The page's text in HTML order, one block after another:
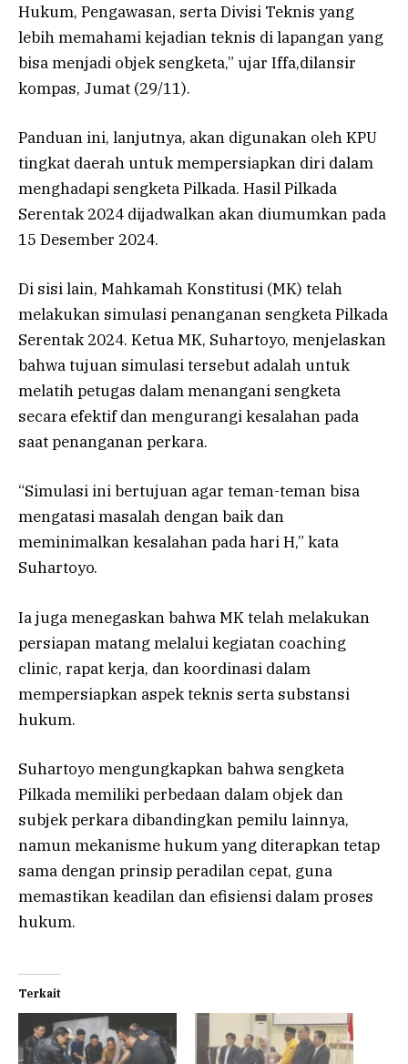
Hukum, Pengawasan, serta Divisi Teknis yang
lebih memahami kejadian teknis di lapangan yang
bisa menjadi objek sengketa,” ujar Iffa,dilansir
kompas, Jumat (29/11).
Panduan ini, lanjutnya, akan digunakan oleh KPU
tingkat daerah untuk mempersiapkan diri dalam
menghadapi sengketa Pilkada. Hasil Pilkada
Serentak 2024 dijadwalkan akan diumumkan pada
15 Desember 2024.
Di sisi lain, Mahkamah Konstitusi (MK) telah
melakukan simulasi penanganan sengketa Pilkada
Serentak 2024. Ketua MK, Suhartoyo, menjelaskan
bahwa tujuan simulasi tersebut adalah untuk
melatih petugas dalam menangani sengketa
secara efektif dan mengurangi kesalahan pada
saat penanganan perkara.
“Simulasi ini bertujuan agar teman-teman bisa
mengatasi masalah dengan baik dan
meminimalkan kesalahan pada hari H,” kata
Suhartoyo.
Ia juga menegaskan bahwa MK telah melakukan
persiapan matang melalui kegiatan coaching
clinic, rapat kerja, dan koordinasi dalam
mempersiapkan aspek teknis serta substansi
hukum.
Suhartoyo mengungkapkan bahwa sengketa
Pilkada memiliki perbedaan dalam objek dan
subjek perkara dibandingkan pemilu lainnya,
namun mekanisme hukum yang diterapkan tetap
sama dengan prinsip peradilan cepat, guna
memastikan keadilan dan efisiensi dalam proses
hukum.
Terkait